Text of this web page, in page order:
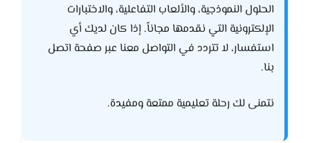
الحلول النموذجية، والألعاب التفاعلية، والاختبارات
الإلكترونية التي نقدمها مجاناً. إذا كان لديك أي
استفسار، لا تتردد في التواصل معنا عبر صفحة اتصل
بنا.
نتمنى لك رحلة تعليمية ممتعة ومفيدة.